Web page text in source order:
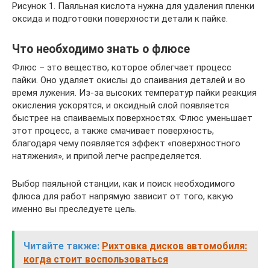
Рисунок 1. Паяльная кислота нужна для удаления пленки
оксида и подготовки поверхности детали к пайке.
Что необходимо знать о флюсе
Флюс – это вещество, которое облегчает процесс
пайки. Оно удаляет окислы до спаивания деталей и во
время лужения. Из-за высоких температур пайки реакция
окисления ускорятся, и оксидный слой появляется
быстрее на спаиваемых поверхностях. Флюс уменьшает
этот процесс, а также смачивает поверхность,
благодаря чему появляется эффект «поверхностного
натяжения», и припой легче распределяется.
Выбор паяльной станции, как и поиск необходимого
флюса для работ напрямую зависит от того, какую
именно вы преследуете цель.
Читайте также: Рихтовка дисков автомобиля:
когда стоит воспользоваться